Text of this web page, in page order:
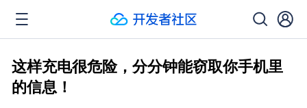
这样充电很危险，分分钟能窃取你手机里
的信息！